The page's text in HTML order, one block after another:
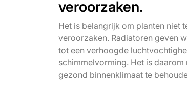
veroorzaken.
Het is belangrijk om planten niet
veroorzaken. Radiatoren geven
tot een verhoogde
schimmelvorming. Het is
gezond binnenklimaat te